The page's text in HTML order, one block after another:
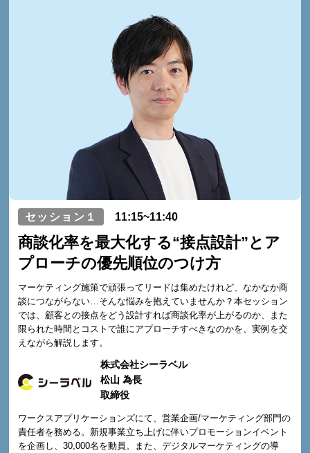
セッション１ 11:15~11:40
商談化率を最大化する“接点設計”とア
プローチの優先順位のつけ方
マーケティング施策で頑張ってリードは集めたけれど、なかなか商
談につながらない…そんな悩みを抱えていませんか？本セッション
では、顧客との接点をどう設計すれば商談化率が上がるのか、また
限られた時間とコストで誰にアプローチすべきなのかを、実例を交
えながら解説します。
株式会社シーラベル
松山 為長
取締役
ワークスアプリケーションズにて、営業企画/マーケティング部門の
責任者を務める。新規事業立ち上げに伴いプロモーションイベント
を企画し、30,000名を動員。また、デジタルマーケティングの導